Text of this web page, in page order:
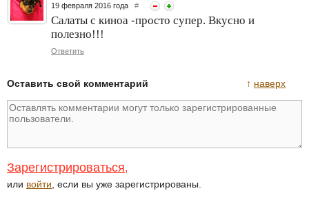
19 февраля 2016 года #
Салаты с киноа -просто супер. Вкусно и
полезно!!!
Ответить
↑ наверх
Оставить свой комментарий
Зарегистрироваться,
или войти , если вы уже зарегистрированы.